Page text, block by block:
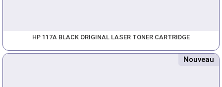
HP 117A BLACK ORIGINAL LASER TONER CARTRIDGE
Nouveau